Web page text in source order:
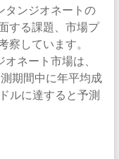
タンジオネートの
する課題、市場プ
察しています。
ネート市場は、
期間中に年平均成
ルに達すると予測